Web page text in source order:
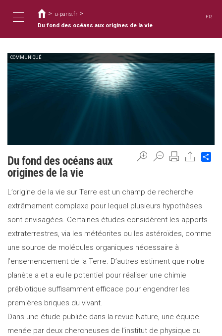
main
Toggle
navigation
are
here
> u-paris.fr >
Du fond des océans aux origines de la vie
FR
COMMUNIQUÉ
Du fond des océans aux
origines de la vie
L’origine de la vie sur Terre est un champ de recherche
extrêmement complexe pour lequel plusieurs hypothèses
sont envisagées. Certaines études considèrent les apports
extraterrestres, via les météorites ou les astéroïdes, comme
une source de molécules organiques nécessaire à
l’ensemencement de la Terre. D’autres estiment que notre
planète a et a eu le potentiel pour réaliser une chimie
prébiotique suffisamment efficace pour engendrer les
premières briques du vivant.
Dans une étude publiée dans la revue Nature, une équipe
menée par deux chercheuses de l’institut de physique du